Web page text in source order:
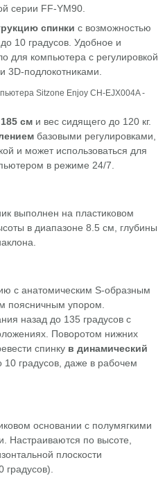
серии FF-YM90.
спинки с возможностью
10 градусов. Удобное и
для компьютера с регулировкой
3D-подлокотниками.
см и вес сидящего до 120 кг.
базовыми регулировками,
и может использоваться для
в режиме 24/7.
выполнен на пластиковом
в диапазоне 8.5 см, глубины
с анатомическим S-образным
поясничным упором.
назад до 135 градусов с
Поворотом нижних
спинку в динамический
10 градусов, даже в рабочем
основании с полумягкими
Настраиваются по высоте,
плоскости